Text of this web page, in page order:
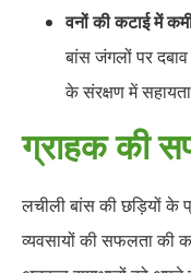
वनों की कटाई में
बांस जंगलों पर
के संरक्षण में
ग्राहक की
लचीली बांस की छड़ियों के
व्यवसायों की सफलता की